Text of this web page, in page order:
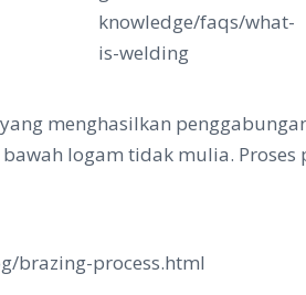
knowledge/faqs/what-
is-welding
menghasilkan
logam tidak mulia.
brazing-process.html